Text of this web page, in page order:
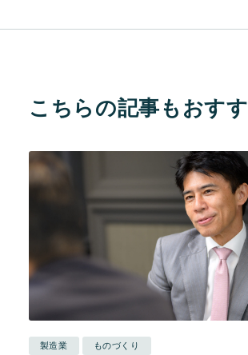
こちらの記事もおす
製造業 ものづくり